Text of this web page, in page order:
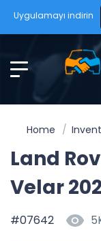
Uygulamayı indirin
Home
Land
Velar
#07642